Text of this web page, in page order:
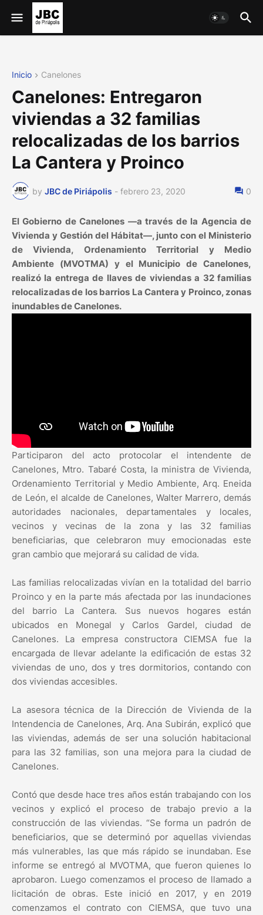
Inicio Canelones
Canelones: Entregaron
viviendas a 32 familias
relocalizadas de los barrios
La Cantera y Proinco
by JBC de Piriápolis - febrero 23, 2020 0
El Gobierno de Canelones —a través de la Agencia de
Vivienda y Gestión del Hábitat—, junto con el Ministerio
de Vivienda, Ordenamiento Territorial y Medio
Ambiente (MVOTMA) y el Municipio de Canelones,
realizó la entrega de llaves de viviendas a 32 familias
relocalizadas de los barrios La Cantera y Proinco, zonas
inundables de Canelones.
Participaron del acto protocolar el intendente de
Canelones, Mtro. Tabaré Costa, la ministra de Vivienda,
Ordenamiento Territorial y Medio Ambiente, Arq. Eneida
de León, el alcalde de Canelones, Walter Marrero, demás
autoridades nacionales, departamentales y locales,
vecinos y vecinas de la zona y las 32 familias
beneficiarias, que celebraron muy emocionadas este
gran cambio que mejorará su calidad de vida.
Las familias relocalizadas vivían en la totalidad del barrio
Proinco y en la parte más afectada por las inundaciones
del barrio La Cantera. Sus nuevos hogares están
ubicados en Monegal y Carlos Gardel, ciudad de
Canelones. La empresa constructora CIEMSA fue la
encargada de llevar adelante la edificación de estas 32
viviendas de uno, dos y tres dormitorios, contando con
dos viviendas accesibles.
La asesora técnica de la Dirección de Vivienda de la
Intendencia de Canelones, Arq. Ana Subirán, explicó que
las viviendas, además de ser una solución habitacional
para las 32 familias, son una mejora para la ciudad de
Canelones.
Contó que desde hace tres años están trabajando con los
vecinos y explicó el proceso de trabajo previo a la
construcción de las viviendas. “Se forma un padrón de
beneficiarios, que se determinó por aquellas viviendas
más vulnerables, las que más rápido se inundaban. Ese
informe se entregó al MVOTMA, que fueron quienes lo
aprobaron. Luego comenzamos el proceso de llamado a
licitación de obras. Este inició en 2017, y en 2019
comenzamos el contrato con CIEMSA, que tuvo una